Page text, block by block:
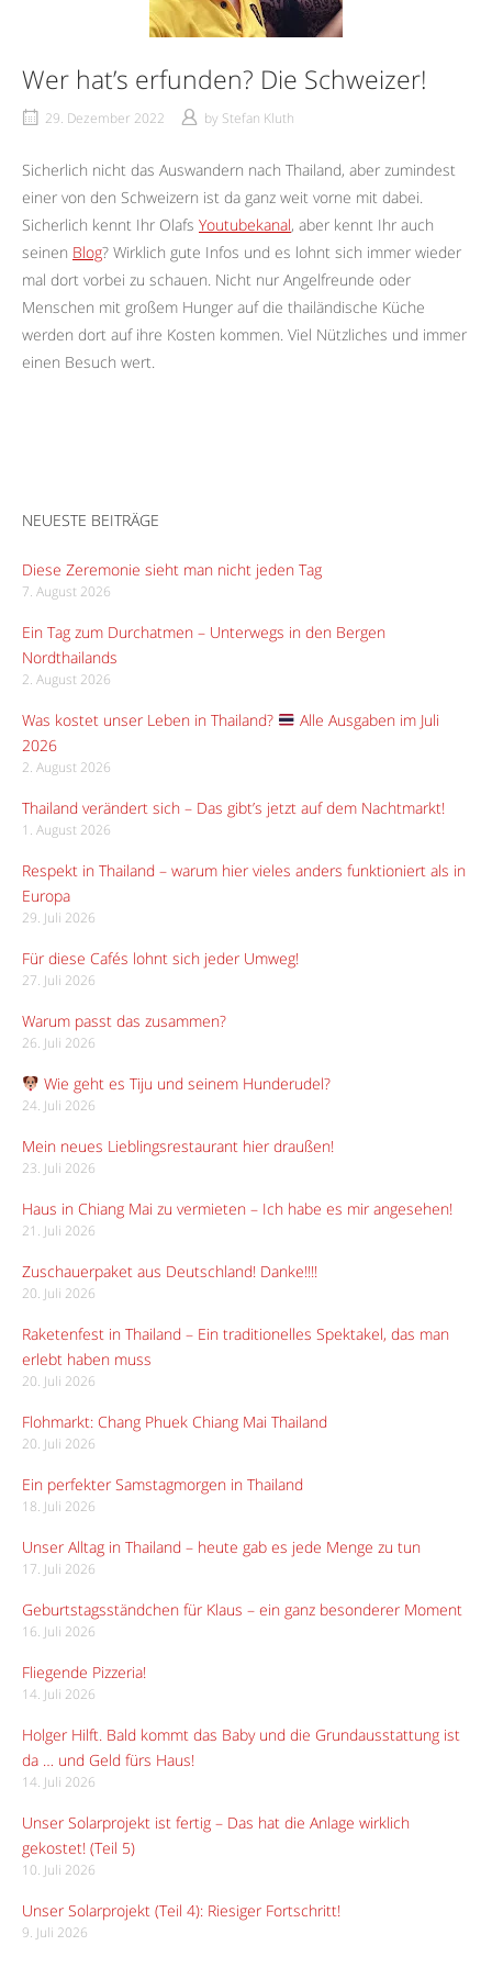
Wer hat’s erfunden? Die Schweizer!
29. Dezember 2022 by Stefan Kluth
Sicherlich nicht das Auswandern nach Thailand, aber zumindest
einer von den Schweizern ist da ganz weit vorne mit dabei.
Sicherlich kennt Ihr Olafs Youtubekanal, aber kennt Ihr auch
seinen Blog? Wirklich gute Infos und es lohnt sich immer wieder
mal dort vorbei zu schauen. Nicht nur Angelfreunde oder
Menschen mit großem Hunger auf die thailändische Küche
werden dort auf ihre Kosten kommen. Viel Nützliches und immer
einen Besuch wert.
NEUESTE BEITRÄGE
Diese Zeremonie sieht man nicht jeden Tag
7. August 2026
Ein Tag zum Durchatmen – Unterwegs in den Bergen
Nordthailands
2. August 2026
Was kostet unser Leben in Thailand?
Alle Ausgaben im Juli
2026
2. August 2026
Thailand verändert sich – Das gibt’s jetzt auf dem Nachtmarkt!
1. August 2026
Respekt in Thailand – warum hier vieles anders funktioniert als in
Europa
29. Juli 2026
Für diese Cafés lohnt sich jeder Umweg!
27. Juli 2026
Warum passt das zusammen?
26. Juli 2026
Wie geht es Tiju und seinem Hunderudel?
24. Juli 2026
Mein neues Lieblingsrestaurant hier draußen!
23. Juli 2026
Haus in Chiang Mai zu vermieten – Ich habe es mir angesehen!
21. Juli 2026
Zuschauerpaket aus Deutschland! Danke!!!!
20. Juli 2026
Raketenfest in Thailand – Ein traditionelles Spektakel, das man
erlebt haben muss
20. Juli 2026
Flohmarkt: Chang Phuek Chiang Mai Thailand
20. Juli 2026
Ein perfekter Samstagmorgen in Thailand
18. Juli 2026
Unser Alltag in Thailand – heute gab es jede Menge zu tun
17. Juli 2026
Geburtstagsständchen für Klaus – ein ganz besonderer Moment
16. Juli 2026
Fliegende Pizzeria!
14. Juli 2026
Holger Hilft. Bald kommt das Baby und die Grundausstattung ist
da … und Geld fürs Haus!
14. Juli 2026
Unser Solarprojekt ist fertig – Das hat die Anlage wirklich
gekostet! (Teil 5)
10. Juli 2026
Unser Solarprojekt (Teil 4): Riesiger Fortschritt!
9. Juli 2026